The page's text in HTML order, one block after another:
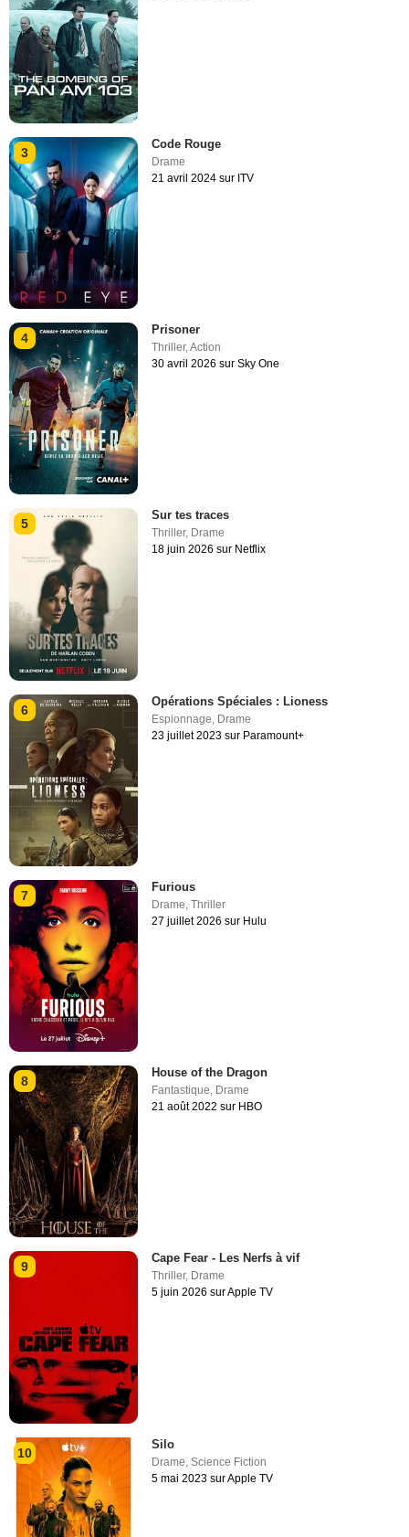
3
Code Rouge
Drame
21 avril 2024 sur ITV
4
Prisoner
Thriller,Action
30 avril 2026 sur Sky One
5
Sur tes traces
Thriller, Drame
18 juin 2026 sur Netflix
6
Opérations Spéciales : Lioness
Espionnage Drame
23 juillet 2023 sur Paramount+
7
Furious
Drame,Thriller
27 juillet 2026 sur Hulu
8
House of the Dragon
Fantastique, Drame
21 août 2022 sur HBO
9
Cape Fear - Les Nerfs à vif
Thriller, Drame
5 juin 2026 sur Apple TV
10
Silo
Drame ,Science Fiction
5 mai 2023 sur Apple TV